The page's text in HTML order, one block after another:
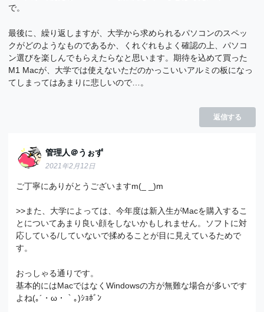
で。
最後に、繰り返しますが、大学から求められるパソコンのスペッ
クがどのようなものであるか、くれぐれもよく確認の上、パソコ
ン選びを楽しんでもらえたらなと思います。期待を込めて買った
M1 Macが、大学では使えないただのかっこいいアルミの板になっ
てしまってはあまりに悲しいので…。
返信する
管理人＠うぉず
2021年2月12日
ご丁寧にありがとうございますm(_ _)m
>>また、大学によっては、今年度は新入生がMacを購入するこ
とについてあまり良い顔をしないかもしれません。ソフトに対
応している/していないで揉めることが目に見えているためで
す。
おっしゃる通りです。
基本的にはMacではなくWindowsの方が無難な場合が多いです
よね(｡´・ω・｀｡)ｼｮﾎﾞﾝ